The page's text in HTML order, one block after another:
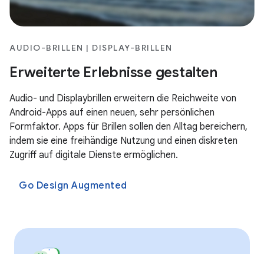
AUDIO-BRILLEN | DISPLAY-BRILLEN
Erweiterte Erlebnisse gestalten
Audio- und Displaybrillen erweitern die Reichweite von
Android-Apps auf einen neuen, sehr persönlichen
Formfaktor. Apps für Brillen sollen den Alltag bereichern,
indem sie eine freihändige Nutzung und einen diskreten
Zugriff auf digitale Dienste ermöglichen.
Go Design Augmented